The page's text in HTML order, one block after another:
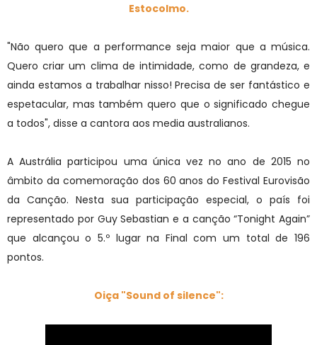
Estocolmo.
"Não quero que a performance seja maior que a música.
Quero criar um clima de intimidade, como de grandeza, e
ainda estamos a trabalhar nisso! Precisa de ser fantástico e
espetacular, mas também quero que o significado chegue
a todos", disse a cantora aos media australianos.
A Austrália participou uma única vez no ano de 2015 no
âmbito da comemoração dos 60 anos do Festival Eurovisão
da Canção. Nesta sua participação especial, o país foi
representado por Guy Sebastian e a canção “Tonight Again”
que alcançou o 5.º lugar na Final com um total de 196
pontos.
Oiça "Sound of silence":